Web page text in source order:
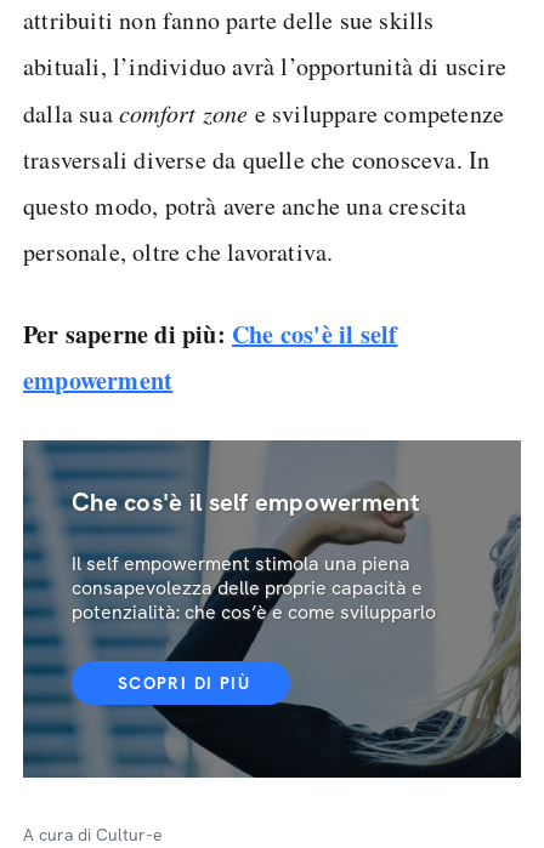
attribuiti non fanno parte delle sue skills
abituali, l’individuo avrà l’opportunità di uscire
dalla suacomfort zone e sviluppare competenze
trasversali diverse da quelle che conosceva. In
questo modo, potrà avere anche una crescita
personale, oltre che lavorativa.
Per saperne di più: Che cos'è il self
empowerment
Che cos'è il self empowerment
Il self empowerment stimola una piena
consapevolezza delle proprie capacità e
potenzialità: che cos’è e come svilupparlo
SCOPRI DI PIÙ
A cura di Cultur-e